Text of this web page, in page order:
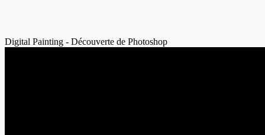
Digital Painting - Découverte de Photoshop